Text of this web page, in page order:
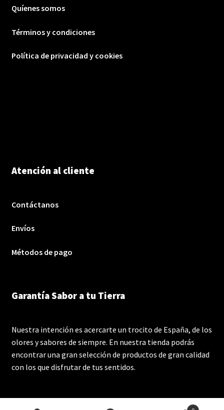
Quíenes somos
Términos y condiciones
Política de privacidad y cookies
Atención al cliente
Contáctanos
Envíos
Métodos de pago
Garantía Sabor a tu Tierra
Nuestra intención es acercarte un trocito de España, de los
olores y sabores de siempre. En nuestra tienda podrás
encontrar una gran selección de productos de gran calidad
con los que disfrutar de tus sentidos.